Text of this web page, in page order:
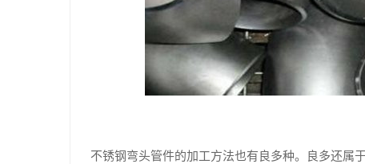
不锈钢弯头管件的加工方法也有良多种。良多还属